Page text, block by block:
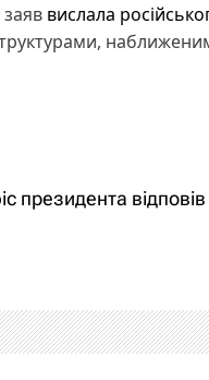
вислала
президента відповів